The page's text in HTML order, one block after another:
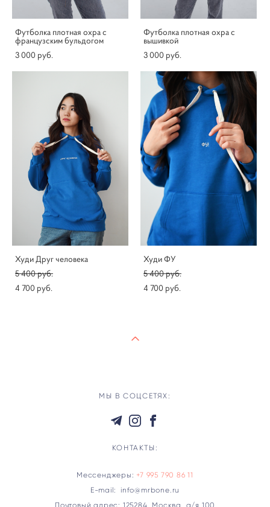
Футболка плотная охра с
французским бульдогом
3 000 pуб.
Футболка плотная охра с
вышивкой
3 000 pуб.
Худи Друг человека
5 400 pуб.
4 700 pуб.
Худи ФУ
5 400 pуб.
4 700 pуб.
МЫ В СОЦСЕТЯХ:
КОНТАКТЫ:
Мессенджеры: +7 995 790 86 11
E-mail: info@mrbone.ru
Почтовый адрес: 125284, Москва, а/я 100